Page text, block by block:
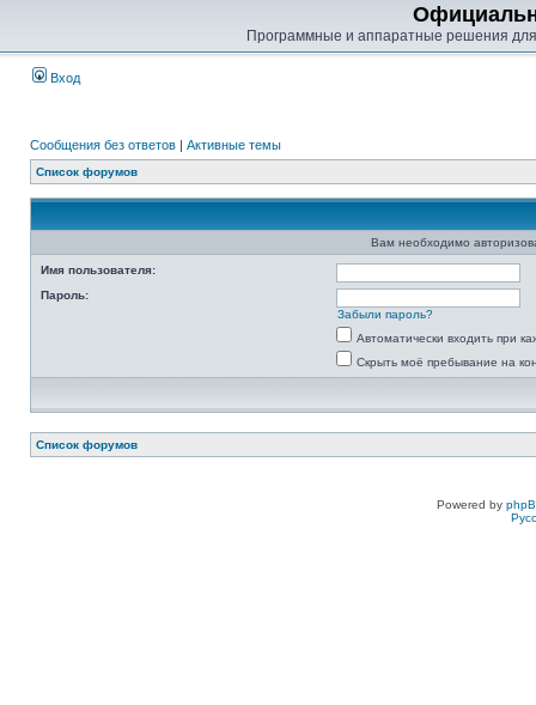
Программные и аппаратные решения
Вход
Сообщения без ответов | Активные темы
Список форумов
Вам необходимо
Имя пользователя:
Пароль:
Забыли пароль?
Автоматически входить при
Скрыть моё пребывание на
Список форумов
Powered by